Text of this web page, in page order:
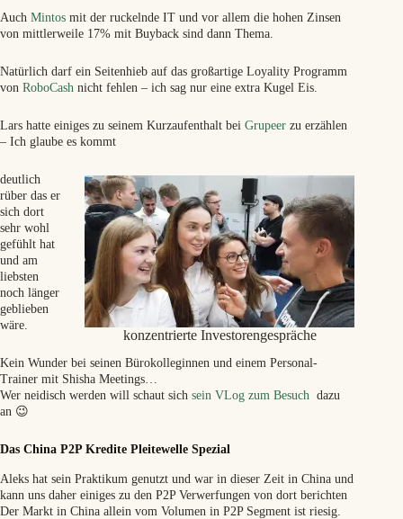
Auch Mintos mit der ruckelnde IT und vor allem die hohen Zinsen
von mittlerweile 17% mit Buyback sind dann Thema.
Natürlich darf ein Seitenhieb auf das großartige Loyality Programm
von RoboCash nicht fehlen – ich sag nur eine extra Kugel Eis.
Lars hatte einiges zu seinem Kurzaufenthalt bei Grupeer zu erzählen
– Ich glaube es kommt
konzentrierte Investorengespräche
deutlich
rüber das er
sich dort
sehr wohl
gefühlt hat
und am
liebsten
noch länger
geblieben
wäre.
Kein Wunder bei seinen Bürokolleginnen und einem Personal-
Trainer mit Shisha Meetings…
Wer neidisch werden will schaut sich sein VLog zum Besuch dazu
an 😉
Das China P2P Kredite Pleitewelle Spezial
Aleks hat sein Praktikum genutzt und war in dieser Zeit in China und
kann uns daher einiges zu den P2P Verwerfungen von dort berichten
Der Markt in China allein vom Volumen in P2P Segment ist riesig.